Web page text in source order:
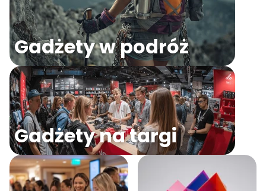
Gadżety w podróż
Gadżety na targi